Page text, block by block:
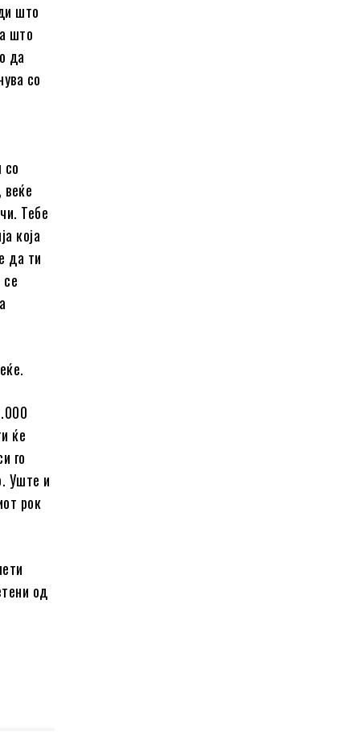
што
што
да
со
Тебе
која
да ти
ќе
го
Уште и
рок
од